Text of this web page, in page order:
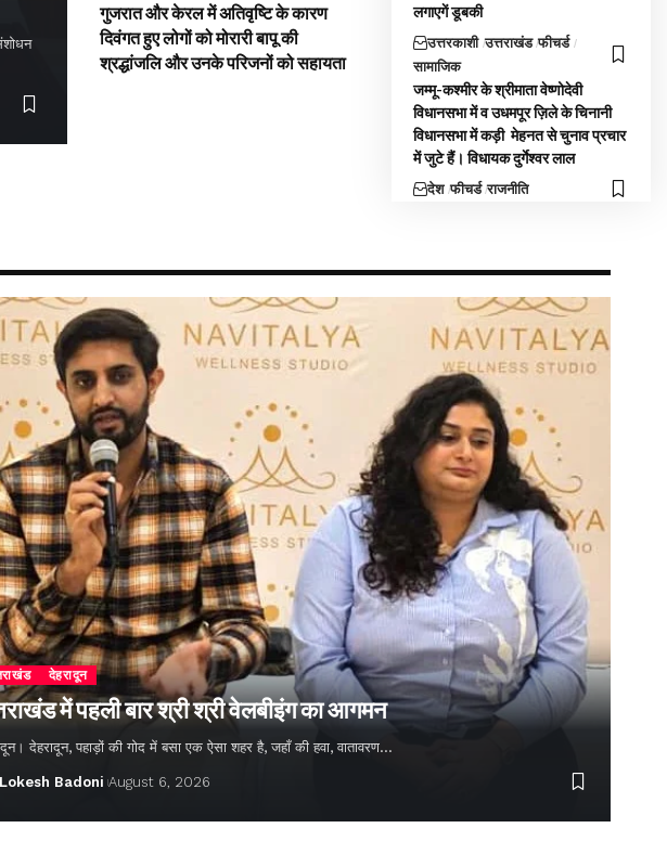
गुजरात और केरल में अतिवृष्टि के कारण
दिवंगत हुए लोगों को मोरारी बापू की
श्रद्धांजलि और उनके परिजनों को सहायता
लगाएगें डूबकी
उत्तरकाशी उत्तराखंड फीचर्ड
सामाजिक
जम्मू-कश्मीर के श्रीमाता वेष्णोदेवी
विधानसभा में व उधमपूर ज़िले के चिनानी
विधानसभा में कड़ी मेहनत से चुनाव प्रचार
में जुटे हैं। विधायक दुर्गेश्वर लाल
देश फीचर्ड राजनीति
देहरादून
में पहली बार श्री श्री वेलबीइंग का आगमन
देहरादून, पहाड़ों की गोद में बसा एक ऐसा शहर है, जहाँ की हवा, वातावरण…
Badoni August 6, 2026